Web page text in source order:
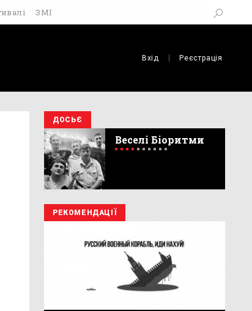
ЗМІ
Вхід Реєстрація
ДОСЬЄ
Веселі Біоритми
РЕКОМЕНДАЦІЇ